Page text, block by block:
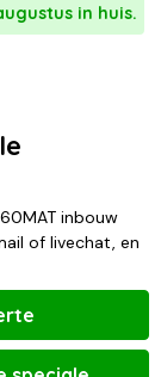
in huis.
inbouw
of livechat, en